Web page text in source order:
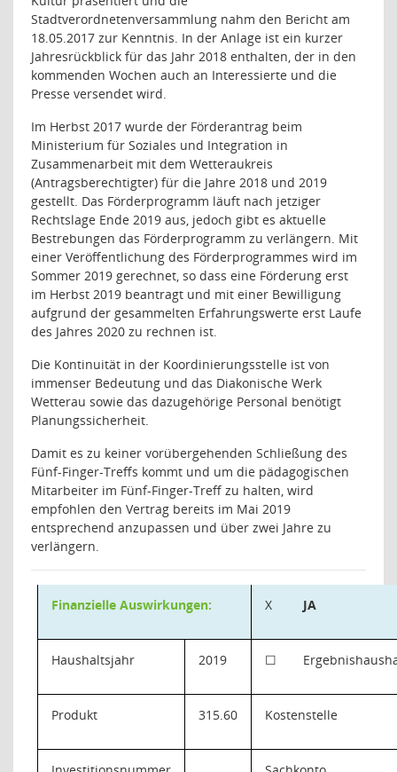
Stadtverordnetenversammlung nahm den Bericht am
18.05.2017 zur Kenntnis. In der Anlage ist ein kurzer
Jahresrückblick für das Jahr 2018 enthalten, der in den
kommenden Wochen auch an Interessierte und die
Presse versendet wird.
Im Herbst 2017 wurde der Förderantrag beim
Ministerium für Soziales und Integration in
Zusammenarbeit mit dem Wetteraukreis
(Antragsberechtigter) für die Jahre 2018 und 2019
gestellt. Das Förderprogramm läuft nach jetziger
Rechtslage Ende 2019 aus, jedoch gibt es aktuelle
Bestrebungen das Förderprogramm zu verlängern. Mit
einer Veröffentlichung des Förderprogrammes wird im
Sommer 2019 gerechnet, so dass eine Förderung erst
im Herbst 2019 beantragt und mit einer Bewilligung
aufgrund der gesammelten Erfahrungswerte erst Laufe
des Jahres 2020 zu rechnen ist.
Die Kontinuität in der Koordinierungsstelle ist von
immenser Bedeutung und das Diakonische Werk
Wetterau sowie das dazugehörige Personal benötigt
Planungssicherheit.
Damit es zu keiner vorübergehenden Schließung des
Fünf-Finger-Treffs kommt und um die pädagogischen
Mitarbeiter im Fünf-Finger-Treff zu halten, wird
empfohlen den Vertrag bereits im Mai 2019
entsprechend anzupassen und über zwei Jahre zu
verlängern.
Finanzielle Auswirkungen: X JA
Haushaltsjahr 2019 ☐
Produkt 315.60 Kostenstelle